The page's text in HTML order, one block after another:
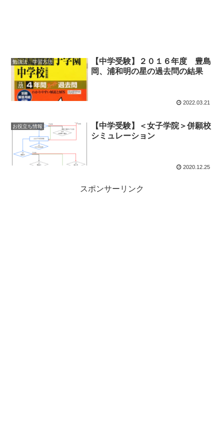
勉強法 学習方法
【中学受験】２０１６年度 豊島
岡、浦和明の星の過去問の結果
2022.03.21
お役立ち情報
【中学受験】＜女子学院＞併願校
シミュレーション
2020.12.25
スポンサーリンク